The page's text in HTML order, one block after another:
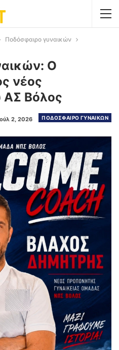
Ποδόσφαιρο γυναικών
Ο
νέος
ΑΣ Βόλος
ΠΟΔΟΣΦΑΙΡΟ ΓΥΝΑΙΚΩΝ
2, 2026